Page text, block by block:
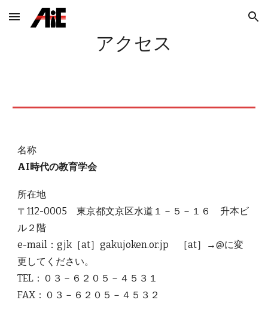
Skip to main content Skip to navigation
アクセス
名称
AI時代の教育学会
所在地
〒112-0005 東京都文京区水道１－５－１６ 升本ビ
ル２階
e-mail：gjk［at］gakujoken.or.jp ［at］→@に変
更してください。
TEL：０３－６２０５－４５３１
FAX：０３－６２０５－４５３２